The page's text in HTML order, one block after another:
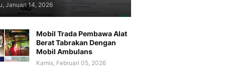
Januari 14, 2026
Mobil Trada Pembawa Alat
Berat Tabrakan Dengan
Mobil Ambulans
Kamis, Februari 05, 2026